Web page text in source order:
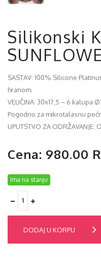
Silikonski
SASTAV: 100% Silicone
hranom.
VELIČINA: 30x17,5 – 6 kalupa
Pogodno za mikrotalasnu
UPUTSTVO ZA
Cena: 980.00
Ima na stanju
DODAJ U KORPU